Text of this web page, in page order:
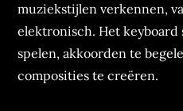
muziekstijlen verkennen,
elektronisch. Het keyboard
spelen, akkoorden te
composities te creëren.